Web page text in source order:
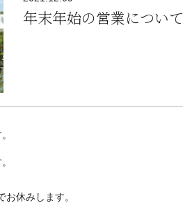
年末年始の営業について
休みします。